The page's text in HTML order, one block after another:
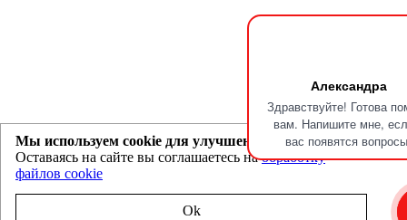
Александра
Здравствуйте! Готова
вам. Напишите мне,
вас появятся
Мы используем cookie для улучшения работы сайта
Оставаясь на сайте вы соглашаетесь наобработку
файлов cookie
Ok